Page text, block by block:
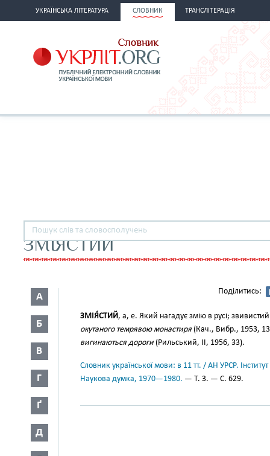
УКРАЇНСЬКА ЛІТЕРАТУРА СЛОВНИК ТРАНСЛІТЕРАЦІЯ
ЗМІЯСТИЙ
А
Б
В
Г
Ґ
Д
Поділитись:
ЗМІЯ́СТИЙ, а, е. Який нагадує змію в русі;
окутаного темрявою монастиря (Кач., Вибр., 1953,
вигинаються дороги (Рильський, II, 1956, 33).
Словник української мови: в 11 тт. / АН УРСР.
Наукова думка, 1970—1980. — Т. 3. — С. 629.